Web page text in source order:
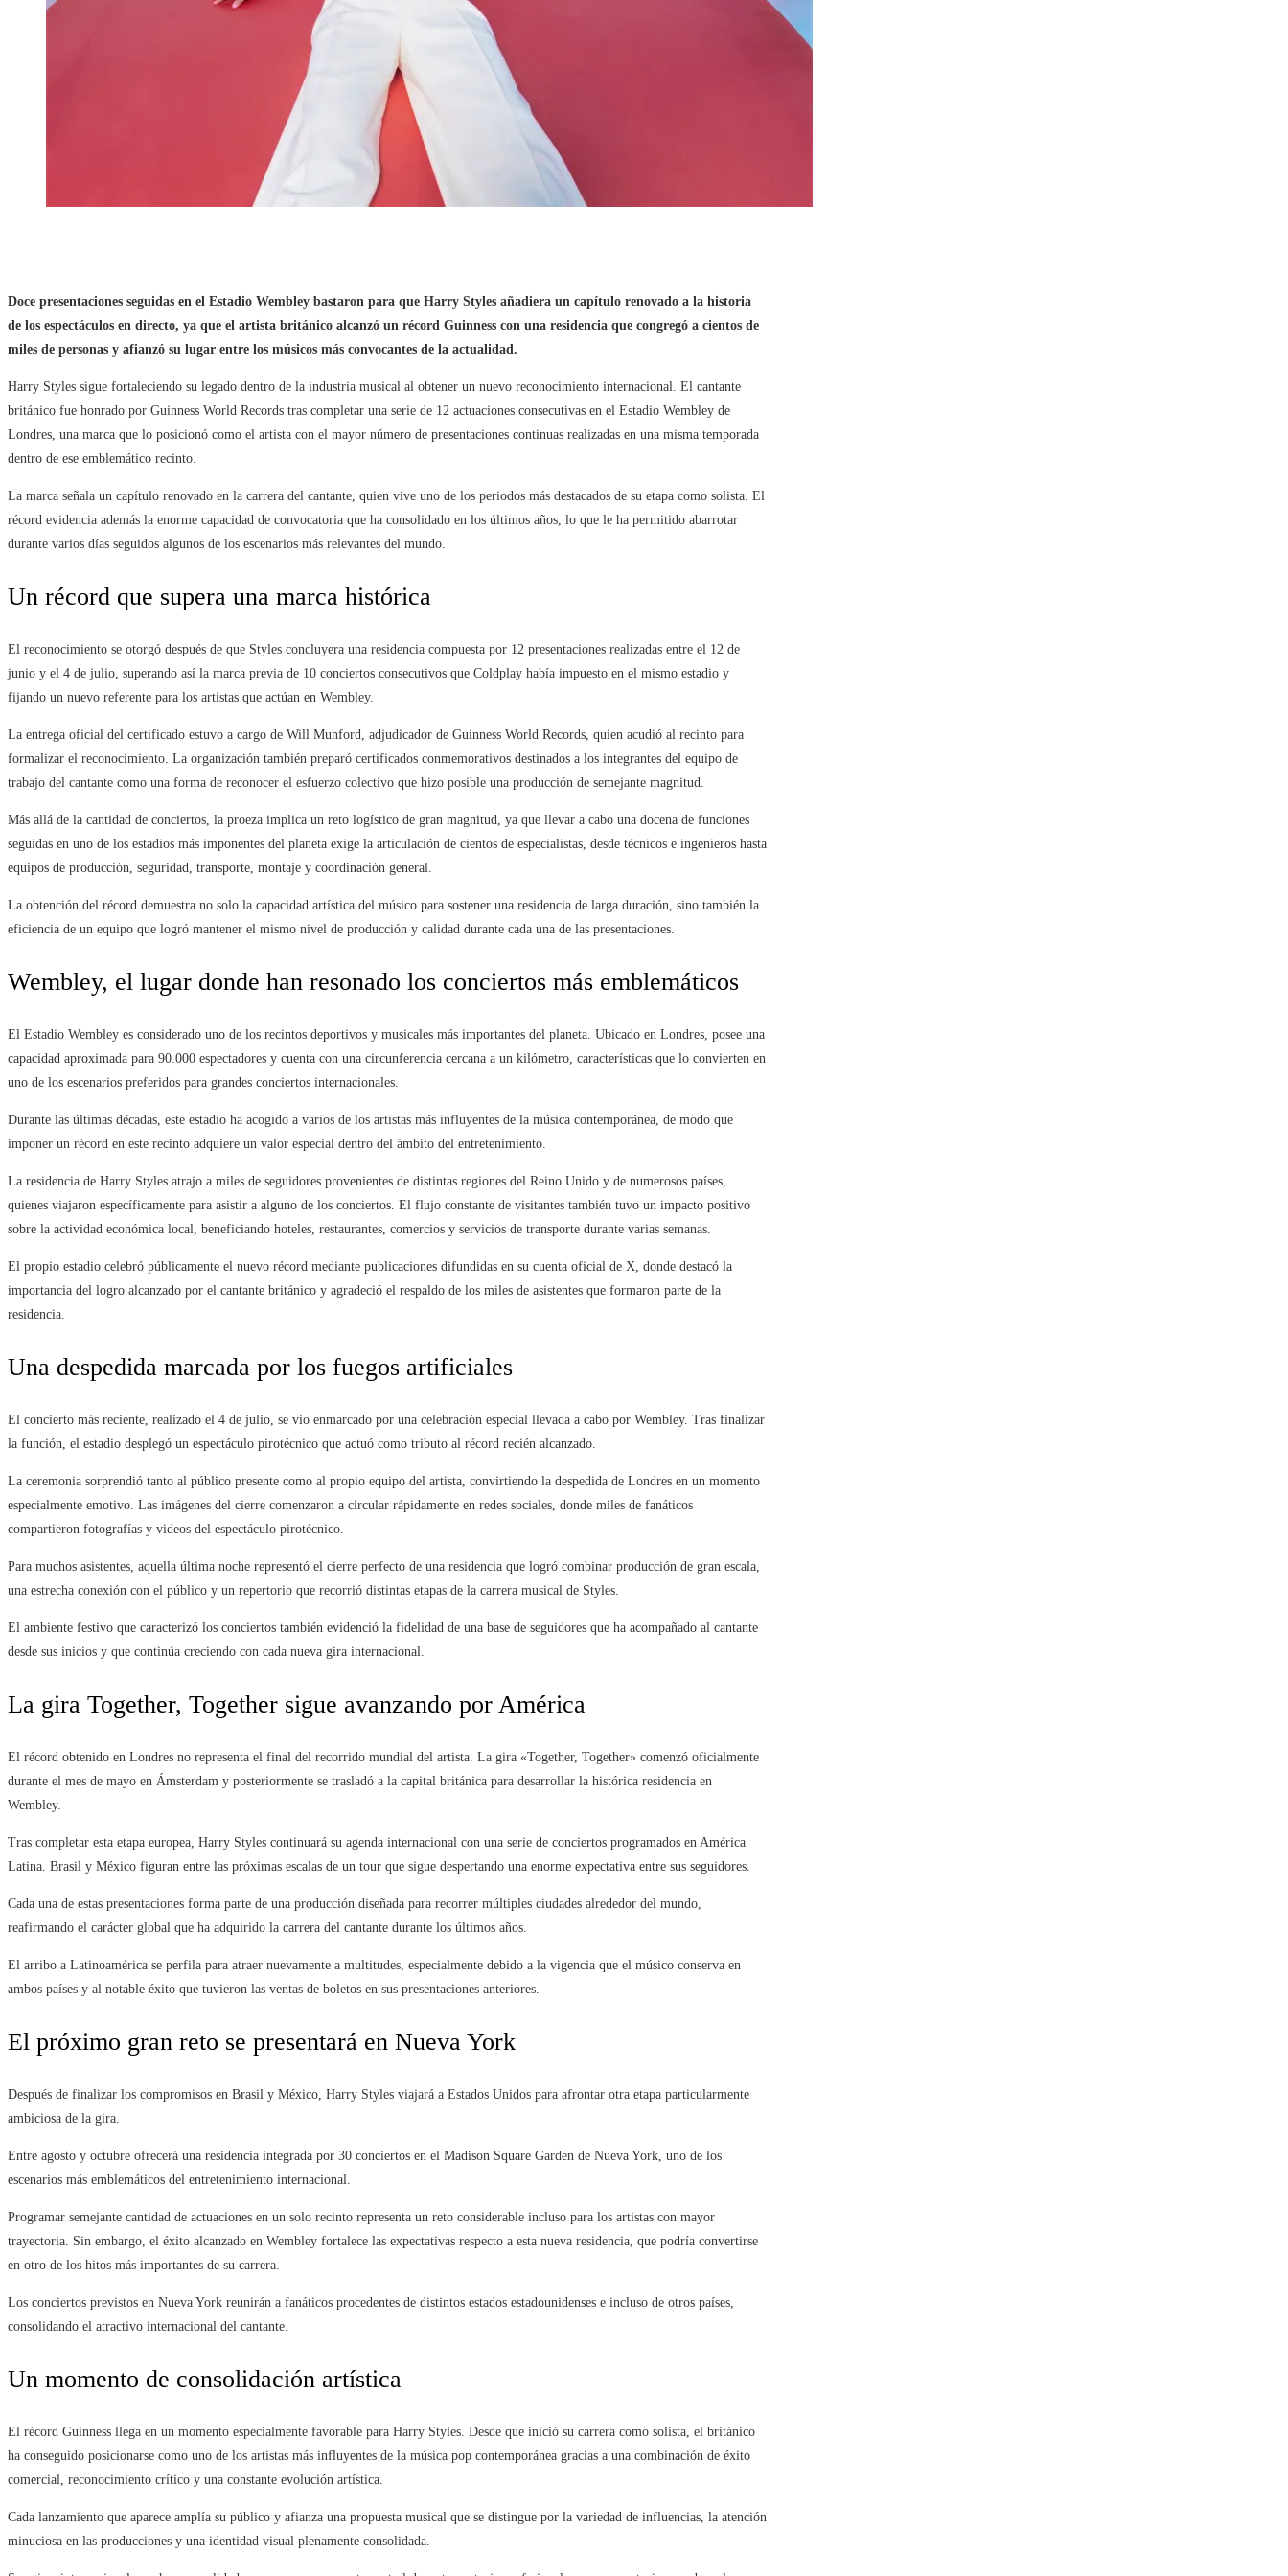
Doce presentaciones seguidas en el Estadio Wembley bastaron para que Harry Styles añadiera un capítulo renovado a la historia
de los espectáculos en directo, ya que el artista británico alcanzó un récord Guinness con una residencia que congregó a cientos de
miles de personas y afianzó su lugar entre los músicos más convocantes de la actualidad.
Harry Styles sigue fortaleciendo su legado dentro de la industria musical al obtener un nuevo reconocimiento internacional. El cantante
británico fue honrado por Guinness World Records tras completar una serie de 12 actuaciones consecutivas en el Estadio Wembley de
Londres, una marca que lo posicionó como el artista con el mayor número de presentaciones continuas realizadas en una misma temporada
dentro de ese emblemático recinto.
La marca señala un capítulo renovado en la carrera del cantante, quien vive uno de los periodos más destacados de su etapa como solista. El
récord evidencia además la enorme capacidad de convocatoria que ha consolidado en los últimos años, lo que le ha permitido abarrotar
durante varios días seguidos algunos de los escenarios más relevantes del mundo.
Un récord que supera una marca histórica
El reconocimiento se otorgó después de que Styles concluyera una residencia compuesta por 12 presentaciones realizadas entre el 12 de
junio y el 4 de julio, superando así la marca previa de 10 conciertos consecutivos que Coldplay había impuesto en el mismo estadio y
fijando un nuevo referente para los artistas que actúan en Wembley.
La entrega oficial del certificado estuvo a cargo de Will Munford, adjudicador de Guinness World Records, quien acudió al recinto para
formalizar el reconocimiento. La organización también preparó certificados conmemorativos destinados a los integrantes del equipo de
trabajo del cantante como una forma de reconocer el esfuerzo colectivo que hizo posible una producción de semejante magnitud.
Más allá de la cantidad de conciertos, la proeza implica un reto logístico de gran magnitud, ya que llevar a cabo una docena de funciones
seguidas en uno de los estadios más imponentes del planeta exige la articulación de cientos de especialistas, desde técnicos e ingenieros hasta
equipos de producción, seguridad, transporte, montaje y coordinación general.
La obtención del récord demuestra no solo la capacidad artística del músico para sostener una residencia de larga duración, sino también la
eficiencia de un equipo que logró mantener el mismo nivel de producción y calidad durante cada una de las presentaciones.
Wembley, el lugar donde han resonado los conciertos más emblemáticos
El Estadio Wembley es considerado uno de los recintos deportivos y musicales más importantes del planeta. Ubicado en Londres, posee una
capacidad aproximada para 90.000 espectadores y cuenta con una circunferencia cercana a un kilómetro, características que lo convierten en
uno de los escenarios preferidos para grandes conciertos internacionales.
Durante las últimas décadas, este estadio ha acogido a varios de los artistas más influyentes de la música contemporánea, de modo que
imponer un récord en este recinto adquiere un valor especial dentro del ámbito del entretenimiento.
La residencia de Harry Styles atrajo a miles de seguidores provenientes de distintas regiones del Reino Unido y de numerosos países,
quienes viajaron específicamente para asistir a alguno de los conciertos. El flujo constante de visitantes también tuvo un impacto positivo
sobre la actividad económica local, beneficiando hoteles, restaurantes, comercios y servicios de transporte durante varias semanas.
El propio estadio celebró públicamente el nuevo récord mediante publicaciones difundidas en su cuenta oficial de X, donde destacó la
importancia del logro alcanzado por el cantante británico y agradeció el respaldo de los miles de asistentes que formaron parte de la
residencia.
Una despedida marcada por los fuegos artificiales
El concierto más reciente, realizado el 4 de julio, se vio enmarcado por una celebración especial llevada a cabo por Wembley. Tras finalizar
la función, el estadio desplegó un espectáculo pirotécnico que actuó como tributo al récord recién alcanzado.
La ceremonia sorprendió tanto al público presente como al propio equipo del artista, convirtiendo la despedida de Londres en un momento
especialmente emotivo. Las imágenes del cierre comenzaron a circular rápidamente en redes sociales, donde miles de fanáticos
compartieron fotografías y videos del espectáculo pirotécnico.
Para muchos asistentes, aquella última noche representó el cierre perfecto de una residencia que logró combinar producción de gran escala,
una estrecha conexión con el público y un repertorio que recorrió distintas etapas de la carrera musical de Styles.
El ambiente festivo que caracterizó los conciertos también evidenció la fidelidad de una base de seguidores que ha acompañado al cantante
desde sus inicios y que continúa creciendo con cada nueva gira internacional.
La gira Together, Together sigue avanzando por América
El récord obtenido en Londres no representa el final del recorrido mundial del artista. La gira «Together, Together» comenzó oficialmente
durante el mes de mayo en Ámsterdam y posteriormente se trasladó a la capital británica para desarrollar la histórica residencia en
Wembley.
Tras completar esta etapa europea, Harry Styles continuará su agenda internacional con una serie de conciertos programados en América
Latina. Brasil y México figuran entre las próximas escalas de un tour que sigue despertando una enorme expectativa entre sus seguidores.
Cada una de estas presentaciones forma parte de una producción diseñada para recorrer múltiples ciudades alrededor del mundo,
reafirmando el carácter global que ha adquirido la carrera del cantante durante los últimos años.
El arribo a Latinoamérica se perfila para atraer nuevamente a multitudes, especialmente debido a la vigencia que el músico conserva en
ambos países y al notable éxito que tuvieron las ventas de boletos en sus presentaciones anteriores.
El próximo gran reto se presentará en Nueva York
Después de finalizar los compromisos en Brasil y México, Harry Styles viajará a Estados Unidos para afrontar otra etapa particularmente
ambiciosa de la gira.
Entre agosto y octubre ofrecerá una residencia integrada por 30 conciertos en el Madison Square Garden de Nueva York, uno de los
escenarios más emblemáticos del entretenimiento internacional.
Programar semejante cantidad de actuaciones en un solo recinto representa un reto considerable incluso para los artistas con mayor
trayectoria. Sin embargo, el éxito alcanzado en Wembley fortalece las expectativas respecto a esta nueva residencia, que podría convertirse
en otro de los hitos más importantes de su carrera.
Los conciertos previstos en Nueva York reunirán a fanáticos procedentes de distintos estados estadounidenses e incluso de otros países,
consolidando el atractivo internacional del cantante.
Un momento de consolidación artística
El récord Guinness llega en un momento especialmente favorable para Harry Styles. Desde que inició su carrera como solista, el británico
ha conseguido posicionarse como uno de los artistas más influyentes de la música pop contemporánea gracias a una combinación de éxito
comercial, reconocimiento crítico y una constante evolución artística.
Cada lanzamiento que aparece amplía su público y afianza una propuesta musical que se distingue por la variedad de influencias, la atención
minuciosa en las producciones y una identidad visual plenamente consolidada.